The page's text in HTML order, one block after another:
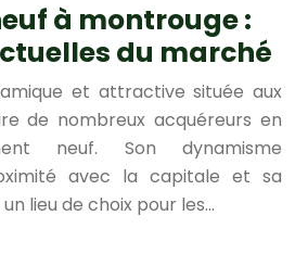
à montrouge :
du marché
et attractive située aux
de nombreux acquéreurs en
neuf. Son dynamisme
avec la capitale et sa
lieu de choix pour les…